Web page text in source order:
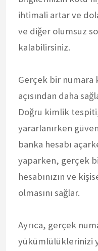
ihtimali artar ve
ve diğer olumsuz
kalabilirsiniz.
Gerçek bir
açısından daha
Doğru kimlik
yararlanırken
banka hesabı
yaparken, gerçek
hesabınızın ve
olmasını sağlar.
Ayrıca, gerçek
yükümlülüklerinizi